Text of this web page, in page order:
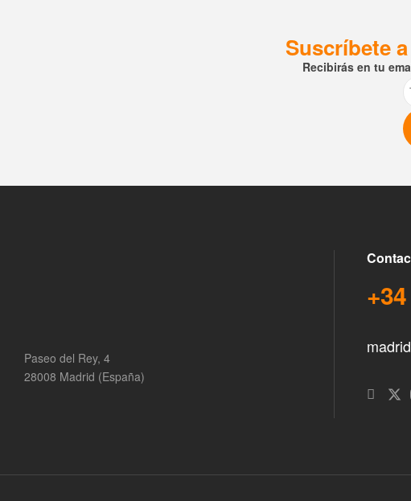
Suscríbete
Recibirás en tu
Paseo del Rey, 4
28008 Madrid (España)